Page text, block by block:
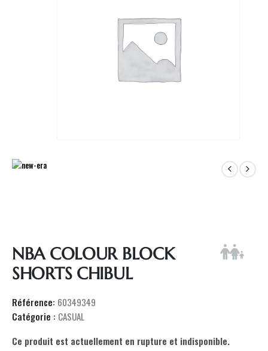
NBA COLOUR BLOCK
SHORTS CHIBUL
Référence: 60349349
Catégorie : CASUAL
Ce produit est actuellement en rupture et indisponible.